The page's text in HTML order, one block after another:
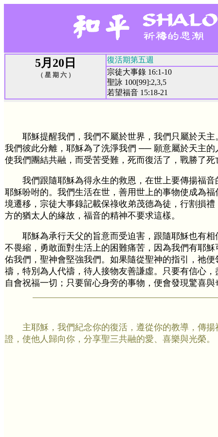
5月20日
（ 星 期 六 ）
復活期第五週
宗徒大事錄 16:1-10
聖詠 100[99]:2,3,5
若望福音 15:18-21
耶穌提醒我們，我們不屬於世界，我們只屬於天
我們彼此分離，耶穌為了洗淨我們 ── 願意屬於天主
使我們團結共融，而受苦受難，死而復活了，戰勝了死
我們跟隨耶穌為得永生的救恩，在世上要傳揚福
耶穌吩咐的。我們生活在世，善用世上的事物使成為
境遷移，宗徒大事錄記載保祿收弟茂德為徒，行割損
方的猶太人的緣故，福音的精神不要求這樣。
耶穌為承行天父的旨意而受迫害，跟隨耶穌也有
不畏縮，勇敢面對生活上的困難痛苦，因為我們有耶
佑我們，聖神會堅強我們。如果隨從聖神的指引，祂
禱，特別為人代禱，待人接物友善謙虛。只要有信心
自會祝福一切；只要留心身旁的事物，便會發現驚喜與
主耶穌，我們紀念你的復活，遵從你的教導，傳
證，使他人歸向你，分享聖三共融的愛、喜樂與光榮。